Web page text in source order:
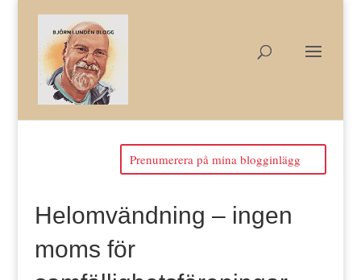
Prenumerera på mina blogginlägg
Helomvändning – ingen
moms för